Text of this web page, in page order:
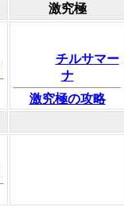
激究極
チルサマー
ナ
激究極の攻略